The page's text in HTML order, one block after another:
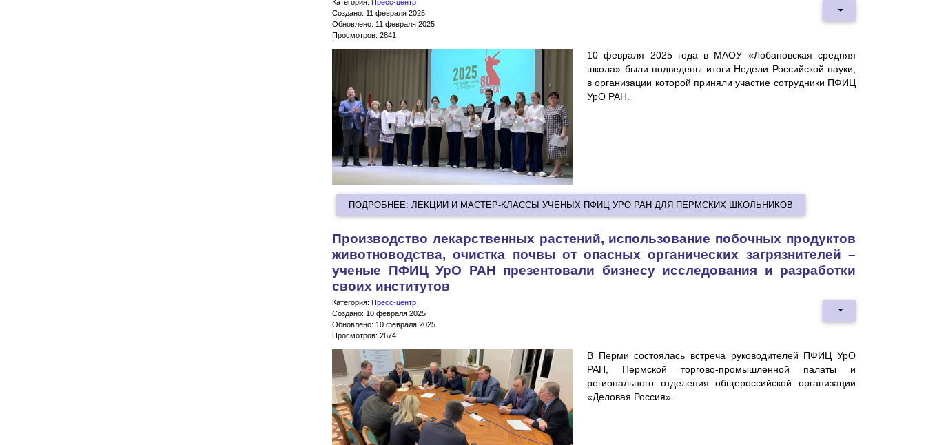
Категория: Пресс-центр
Создано: 11 февраля 2025
Обновлено: 11 февраля 2025
Просмотров: 2841
10 февраля 2025 года в МАОУ «Лобановская средняя
школа» были подведены итоги Недели Российской науки,
в организации которой приняли участие сотрудники ПФИЦ
УрО РАН.
ПОДРОБНЕЕ: ЛЕКЦИИ И МАСТЕР-КЛАССЫ УЧЕНЫХ ПФИЦ УРО РАН ДЛЯ ПЕРМСКИХ ШКОЛЬНИКОВ
Производство лекарственных растений, использование побочных продуктов
животноводства, очистка почвы от опасных органических загрязнителей –
ученые ПФИЦ УрО РАН презентовали бизнесу исследования и разработки
своих институтов
Категория: Пресс-центр
Создано: 10 февраля 2025
Обновлено: 10 февраля 2025
Просмотров: 2674
В Перми состоялась встреча руководителей ПФИЦ УрО
РАН, Пермской торгово-промышленной палаты и
регионального отделения общероссийской организации
«Деловая Россия».